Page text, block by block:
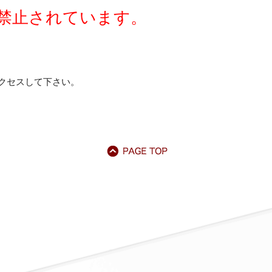
されています。
セスして下さい。